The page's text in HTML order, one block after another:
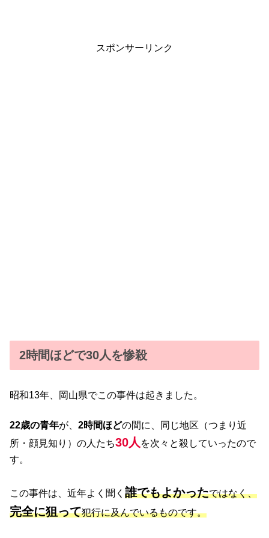
スポンサーリンク
2時間ほどで30人を惨殺
昭和13年、岡山県でこの事件は起きました。
22歳の青年が、 2時間ほどの間に、同じ地区（つまり近
所・顔見知り）の人たち30人 を次々と殺していったので
す。
この事件は、近年よく聞く 誰でもよかったではなく、
完全に狙って犯行に及んでいるものです。